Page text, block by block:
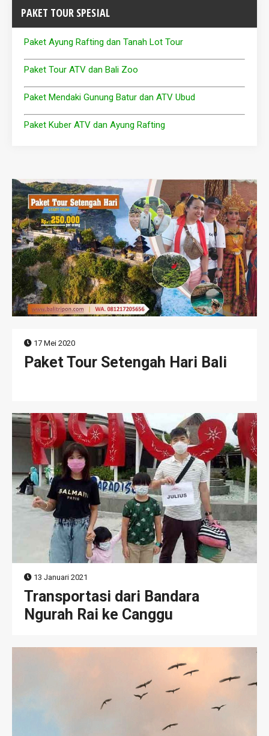
PAKET TOUR SPESIAL
Paket Ayung Rafting dan Tanah Lot Tour
Paket Tour ATV dan Bali Zoo
Paket Mendaki Gunung Batur dan ATV Ubud
Paket Kuber ATV dan Ayung Rafting
17 Mei 2020
Paket Tour Setengah Hari Bali
13 Januari 2021
Transportasi dari Bandara
Ngurah Rai ke Canggu